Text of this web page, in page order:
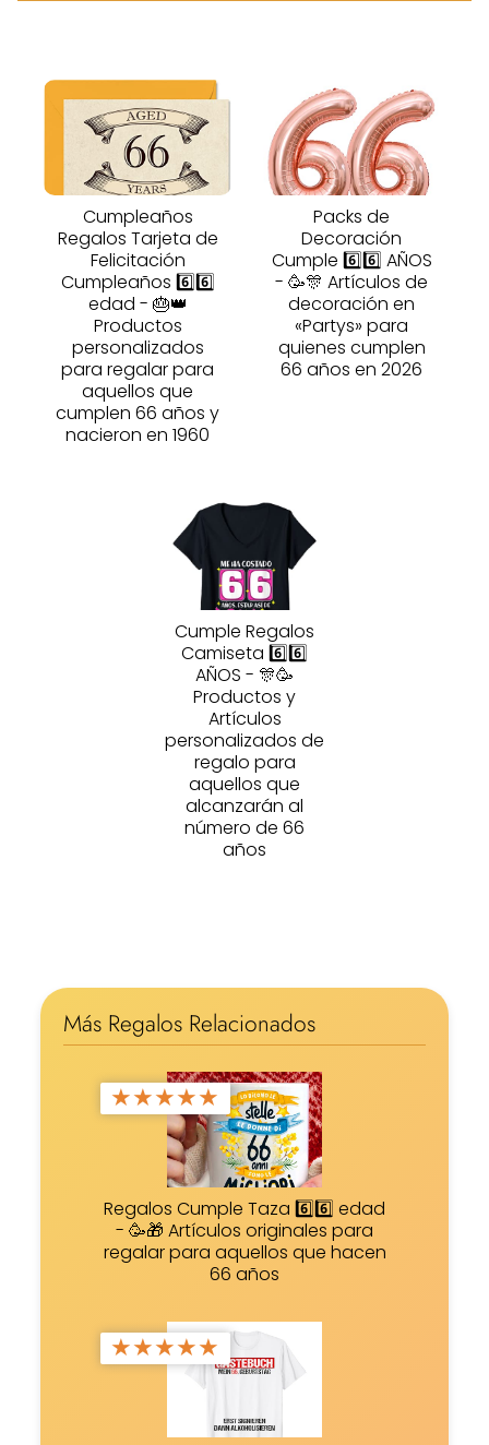
Cumpleaños
Regalos Tarjeta de
Felicitación
Cumpleaños 6️⃣6️⃣
edad - 🎂👑
Productos
personalizados
para regalar para
aquellos que
cumplen 66 años y
nacieron en 1960
Packs de
Decoración
Cumple 6️⃣6️⃣ AÑOS
- 🥳🎊 Artículos de
decoración en
«Partys» para
quienes cumplen
66 años en 2026
Cumple Regalos
Camiseta 6️⃣6️⃣
AÑOS - 🎊🥳
Productos y
Artículos
personalizados de
regalo para
aquellos que
alcanzarán al
número de 66
años
Más Regalos Relacionados
★★★★★
Regalos Cumple Taza 6️⃣6️⃣ edad
- 🥳🎁 Artículos originales para
regalar para aquellos que hacen
66 años
★★★★★